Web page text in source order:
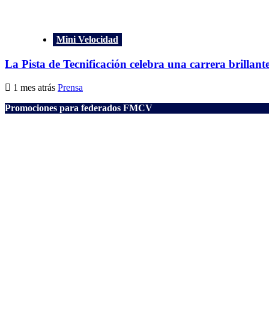
Mini Velocidad
La Pista de Tecnificación celebra una carrera
1 mes atrás Prensa
Promociones para federados FMCV